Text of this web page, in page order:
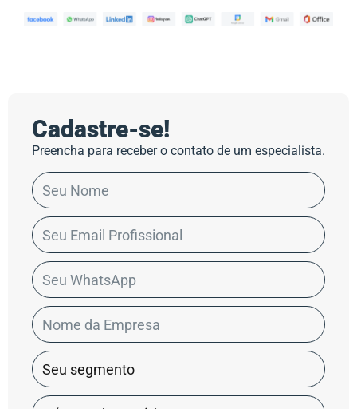
Cadastre-se!
Preencha para receber o contato de um especialista.